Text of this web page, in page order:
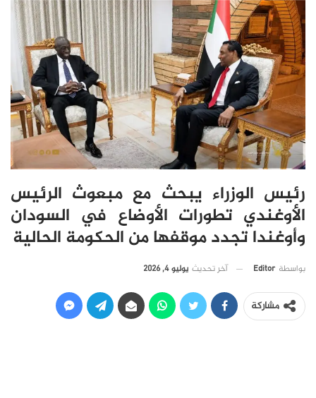
رئيس الوزراء يبحث مع مبعوث الرئيس
الأوغندي تطورات الأوضاع في السودان
وأوغندا تجدد موقفها من الحكومة الحالية
بواسطة Editor آخر تحديث يوليو 4, 2026
مشاركة